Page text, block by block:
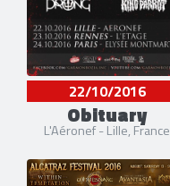
22/10/2016
Obituary
L'Aéronef - Lille, France